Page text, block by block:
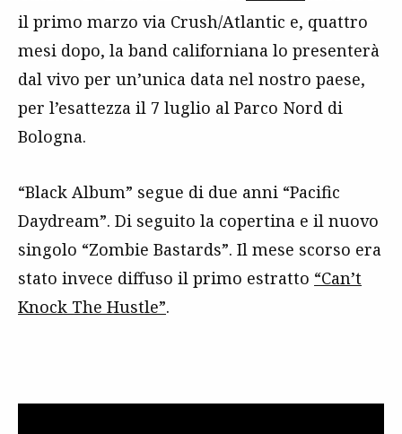
il primo marzo via Crush/Atlantic e, quattro
mesi dopo, la band californiana lo presenterà
dal vivo per un’unica data nel nostro paese,
per l’esattezza il 7 luglio al Parco Nord di
Bologna.
“Black Album” segue di due anni “Pacific
Daydream”. Di seguito la copertina e il nuovo
singolo “Zombie Bastards”. Il mese scorso era
stato invece diffuso il primo estratto “Can’t
Knock The Hustle”.